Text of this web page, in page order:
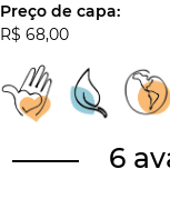
Preço de capa:
R$ 68,00
6